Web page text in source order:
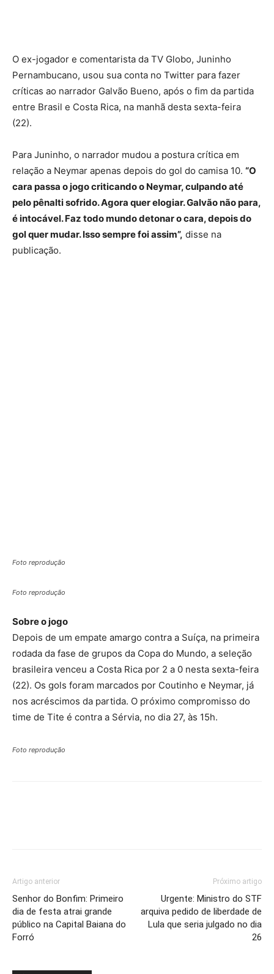
O ex-jogador e comentarista da TV Globo, Juninho
Pernambucano, usou sua conta no Twitter para fazer
críticas ao narrador Galvão Bueno, após o fim da partida
entre Brasil e Costa Rica, na manhã desta sexta-feira
(22).
Para Juninho, o narrador mudou a postura crítica em
relação a Neymar apenas depois do gol do camisa 10. “O
cara passa o jogo criticando o Neymar, culpando até
pelo pênalti sofrido. Agora quer elogiar. Galvão não para,
é intocável. Faz todo mundo detonar o cara, depois do
gol quer mudar. Isso sempre foi assim”, disse na
publicação.
Foto reprodução
Foto reprodução
Sobre o jogo
Depois de um empate amargo contra a Suíça, na primeira
rodada da fase de grupos da Copa do Mundo, a seleção
brasileira venceu a Costa Rica por 2 a 0 nesta sexta-feira
(22). Os gols foram marcados por Coutinho e Neymar, já
nos acréscimos da partida. O próximo compromisso do
time de Tite é contra a Sérvia, no dia 27, às 15h.
Foto reprodução
Artigo anterior
Senhor do Bonfim: Primeiro
dia de festa atrai grande
público na Capital Baiana do
Forró
Próximo artigo
Urgente: Ministro do STF
arquiva pedido de liberdade de
Lula que seria julgado no dia
26